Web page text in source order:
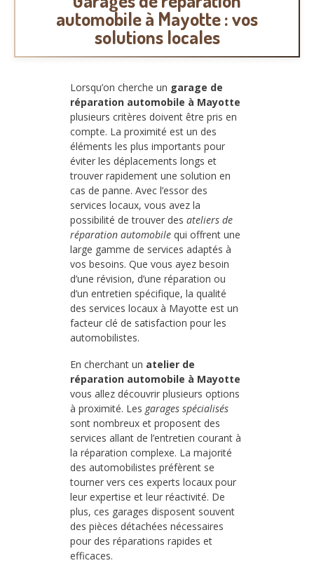
automobile à Mayotte : vos
solutions locales
Lorsqu’on cherche un garage de
réparation automobile à Mayotte
plusieurs critères doivent être pris en
compte. La proximité est un des
éléments les plus importants pour
éviter les déplacements longs et
trouver rapidement une solution en
cas de panne. Avec l’essor des
services locaux, vous avez la
possibilité de trouver des ateliers de
réparation automobile qui offrent une
large gamme de services adaptés à
vos besoins. Que vous ayez besoin
d’une révision, d’une réparation ou
d’un entretien spécifique, la qualité
des services locaux à Mayotte est un
facteur clé de satisfaction pour les
automobilistes.
En cherchant un atelier de
réparation automobile à Mayotte
vous allez découvrir plusieurs options
à proximité. Les garages spécialisés
sont nombreux et proposent des
services allant de l’entretien courant à
la réparation complexe. La majorité
des automobilistes préfèrent se
tourner vers ces experts locaux pour
leur expertise et leur réactivité. De
plus, ces garages disposent souvent
des pièces détachées nécessaires
pour des réparations rapides et
efficaces.